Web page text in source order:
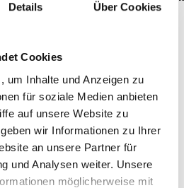
Details Über Cookies
Cookies
um Inhalte und Anzeigen zu
für soziale Medien anbieten
auf unsere Website zu
wir Informationen zu Ihrer
an unsere Partner für
und Analysen weiter. Unsere
möglicherweise mit